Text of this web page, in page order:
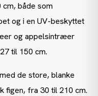
både som
og i en UV-beskyttet
og appelsintræer
til 150 cm.
de store, blanke
figen, fra 30 til 210 cm.